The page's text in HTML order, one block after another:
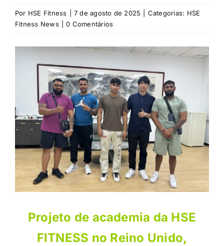
Por HSE Fitness 7 de agosto de 2025 Categorias: HSE
Fitness News
0 Comentários
Exibir
imagem
Projeto de academia da HSE
FITNESS no Reino Unido,